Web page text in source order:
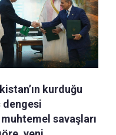
kurduğu
savaşları